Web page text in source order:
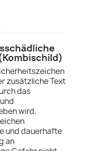
zusätzliche Text
das
wird.
und dauerhafte
an